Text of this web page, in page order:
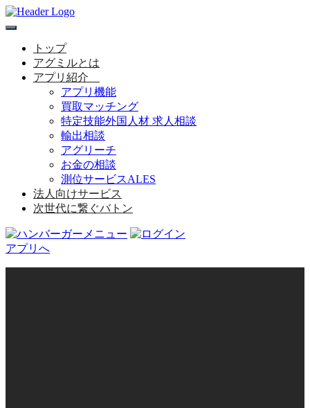
toggle
navigationトップ
アグミルとは
アプリ紹介
アプリ機能
買取マッチング
特定技能外国人材 求人相談
輸出相談
アグリーチ
お金の相談
測位サービスALES
法人向けサービス
次世代に繋ぐバトン
アプリへ